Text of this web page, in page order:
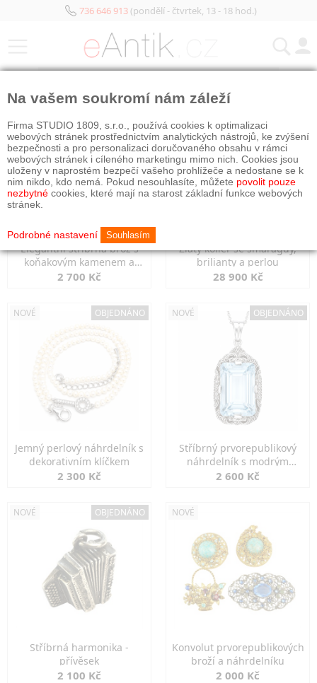
736 646 913(pondělí - čtvrtek, 13 - 18 hod.)
Elegantní stříbrná brož s
koňakovým kamenem a
markazity
2 700 Kč
Zlatý kolier se smaragdy,
brilianty a perlou
28 900 Kč
NOVÉ OBJEDNÁNO
Jemný perlový náhrdelník s
dekorativním klíčkem
2 300 Kč
NOVÉ OBJEDNÁNO
Stříbrný prvorepublikový
náhrdelník s modrým
spinelem
2 600 Kč
NOVÉ OBJEDNÁNO
Stříbrná harmonika -
přívěsek
2 100 Kč
NOVÉ
Konvolut prvorepublikových
broží a náhrdelníku
2 000 Kč
Na vašem soukromí nám záleží
Firma STUDIO 1809, s.r.o., používá cookies k optimalizaci
webových stránek prostřednictvím analytických nástrojů, ke zvýšení
bezpečnosti a pro personalizaci doručovaného obsahu v rámci
webových stránek i cíleného marketingu mimo nich. Cookies jsou
uloženy v naprostém bezpečí vašeho prohlížeče a nedostane se k
nim nikdo, kdo nemá. Pokud nesouhlasíte, můžete povolit pouze
nezbytné cookies, které mají na starost základní funkce webových
stránek.
Podrobné nastavení Souhlasím